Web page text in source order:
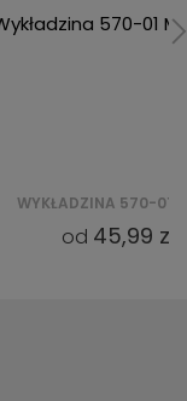
WYKŁADZINA 570-01 MAXIMAEKO
45,99 zł